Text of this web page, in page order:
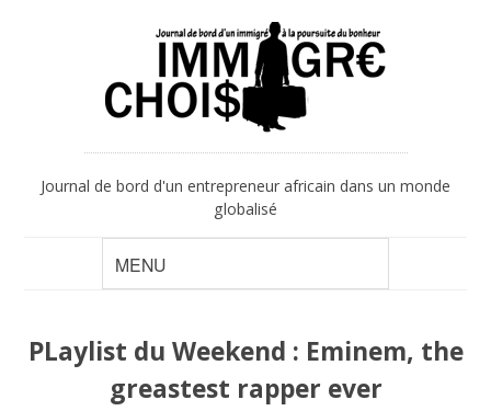
Journal de bord d'un entrepreneur africain dans un monde
globalisé
PLaylist du Weekend : Eminem, the
greastest rapper ever